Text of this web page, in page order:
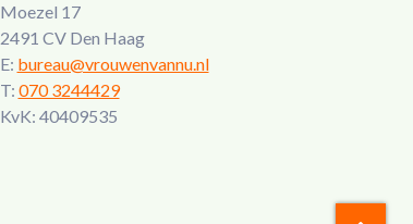
Moezel 17
2491 CV Den Haag
E: bureau@vrouwenvannu.nl
T: 070 3244429
KvK: 40409535